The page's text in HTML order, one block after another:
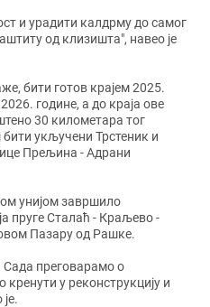
и урадити калдрму до самог
од клизишта", навео је
бити готов крајем 2025.
године, а до краја ове
30 километара тог
укључени Трстеник и
Прељина - Адрани
унијом завршило
пруге Сталаћ - Краљево -
Пазару од Рашке.
Сада преговарамо о
у реконструкцију и
је.